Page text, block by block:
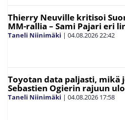
Thierry Neuville kritisoi
MM-rallia – Sami Pajari eri
Taneli Niinimäki | 04.08.202622:42
Toyotan data paljasti, mikä
Sebastien Ogierin rajuun
Taneli Niinimäki | 04.08.2026 17:58